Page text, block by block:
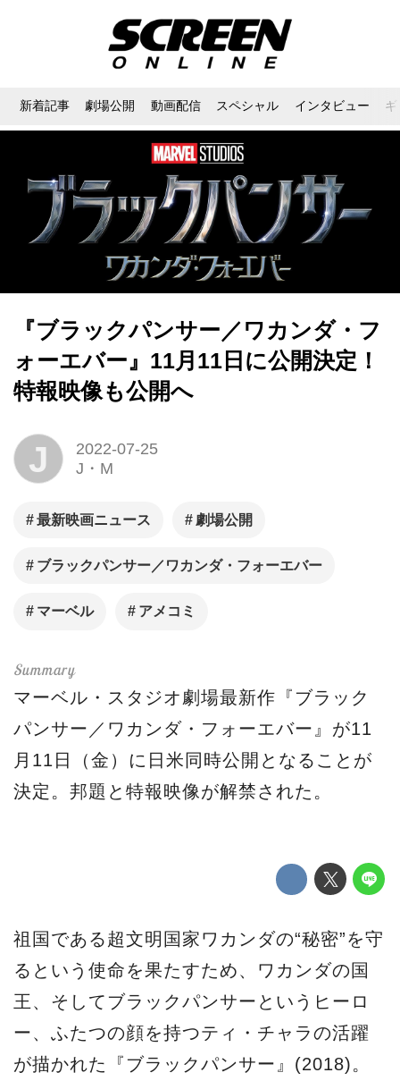
新着記事 劇場公開 動画配信 スペシャル インタビュー
『ブラックパンサー／ワカンダ・フ
ォーエバー』11月11日に公開決定！
特報映像も公開へ
J
2022-07-25
J・M
最新映画ニュース 劇場公開
ブラックパンサー／ワカンダ・フォーエバー
マーベル アメコミ
マーベル・スタジオ劇場最新作『ブラック
パンサー／ワカンダ・フォーエバー』が11
月11日（金）に日米同時公開となることが
決定。邦題と特報映像が解禁された。
祖国である超文明国家ワカンダの“秘密”を守
るという使命を果たすため、ワカンダの国
王、そしてブラックパンサーというヒーロ
ー、ふたつの顔を持つティ・チャラの活躍
が描かれた『ブラックパンサー』(2018)。